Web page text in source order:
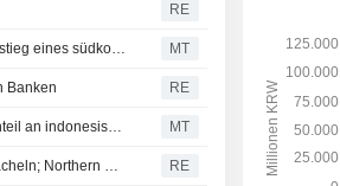
RE
Australische Aktien unverändert; Nickel Industries meldet Einstieg eines südkoreanischen Herstellers mit 10%-Beteiligung am Indonesien-Projekt MT
Banken RE
Nickel Industries: Südkoreanischer Hersteller erwirbt 10%-Anteil an indonesischem Projekt; Aktie erreicht 52-Wochen-Hoch MT
Australische Aktien fallen, da Bergbau- und Goldwerte schwächeln; Northern Star bricht ein RE